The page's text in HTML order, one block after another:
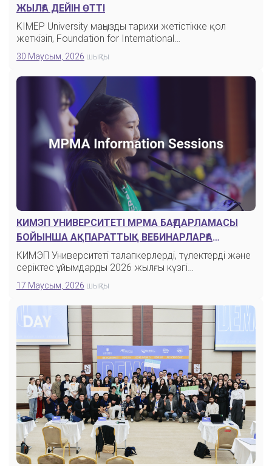
ЖЫЛҒА ДЕЙІН ӨТТІ
KIMEP University маңызды тарихи жетістікке қол
жеткізіп, Foundation for International…
30 Маусым, 2026 шықты
КИМЭП УНИВЕРСИТЕТІ MPMA БАҒДАРЛАМАСЫ
БОЙЫНША АҚПАРАТТЫҚ ВЕБИНАРЛАРҒА
ШАҚЫРАДЫ
КИМЭП Университеті талапкерлерді, түлектерді және
серіктес ұйымдарды 2026 жылғы күзгі…
17 Маусым, 2026 шықты